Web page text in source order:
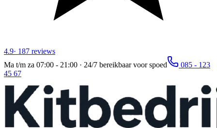
4.9· 187 reviews
Ma t/m za 07:00 - 21:00 · 24/7 bereikbaar voor spoed
085 - 123
45 67